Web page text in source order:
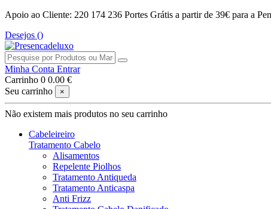
Apoio ao Cliente: 220 174 236 Portes Grátis a partir de 39€ para a
Desejos ()
Minha Conta Entrar
Carrinho 0 0.00 €
Seu carrinho
×
Não existem mais produtos no seu carrinho
Cabeleireiro
Tratamento Cabelo
Alisamentos
Repelente Piolhos
Tratamento Antiqueda
Tratamento Anticaspa
Anti Frizz